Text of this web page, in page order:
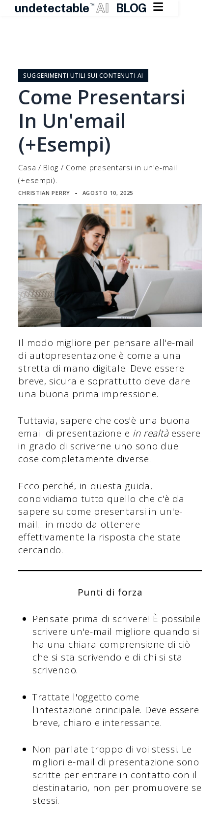
undetectable TM AI BLOG 
contenutoSUGGERIMENTI UTILI SUI CONTENUTI AI
Come Presentarsi
In Un'email
(+esempi)
Casa / Blog / Come presentarsi in un'e-mail
(+esempi).
CHRISTIAN PERRY ▪ AGOSTO 10, 2025
Il modo migliore per pensare all'e-mail
di autopresentazione è come a una
stretta di mano digitale. Deve essere
breve, sicura e soprattutto deve dare
una buona prima impressione.
Tuttavia, sapere che cos'è una buona
email di presentazione e in realtàessere
in grado di scriverne uno sono due
cose completamente diverse.
Ecco perché, in questa guida,
condividiamo tutto quello che c'è da
sapere su come presentarsi in un'e-
mail... in modo da ottenere
effettivamente la risposta che state
cercando.
Punti di forza
Pensate prima di scrivere! È possibile
scrivere un'e-mail migliore quando si
ha una chiara comprensione di ciò
che si sta scrivendo e di chi si sta
scrivendo.
Trattate l'oggetto come
l'intestazione principale. Deve essere
breve, chiaro e interessante.
Non parlate troppo di voi stessi. Le
migliori e-mail di presentazione sono
scritte per entrare in contatto con il
destinatario, non per promuovere se
stessi.